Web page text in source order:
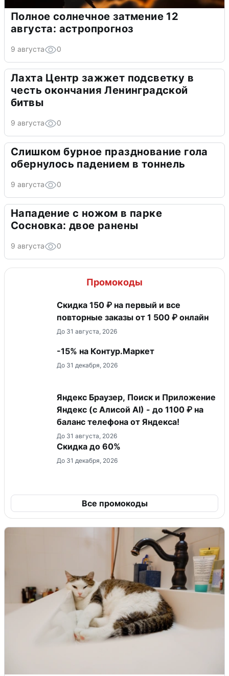
Полное солнечное затмение 12
августа: астропрогноз
9 августа 0
Лахта Центр зажжет подсветку в
честь окончания Ленинградской
битвы
9 августа 0
Слишком бурное празднование гола
обернулось падением в тоннель
9 августа 0
Нападение с ножом в парке
Сосновка: двое ранены
9 августа 0
Промокоды
Скидка 150 ₽ на первый и все
повторные заказы от 1 500 ₽ онлайн
До 31 августа, 2026
-15% на Контур.Маркет
До 31 декабря, 2026
Яндекс Браузер, Поиск и Приложение
Яндекс (с Алисой AI) - до 1100 ₽ на
баланс телефона от Яндекса!
До 31 августа, 2026
Скидка до 60%
До 31 декабря, 2026
Все промокоды